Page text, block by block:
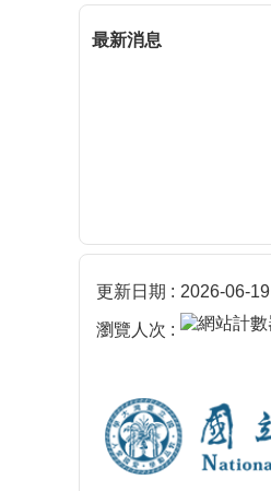
最新消息
更新日期 2026-06-19
瀏覽人次